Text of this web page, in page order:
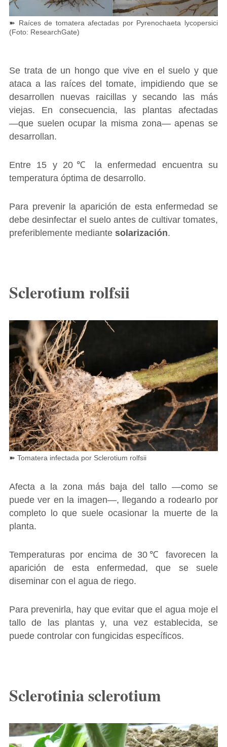
➽ Raíces de tomatera afectadas por Pyrenochaeta lycopersici
(Foto: ResearchGate)
Se trata de un hongo que vive en el suelo y que
ataca a las raíces del tomate, impidiendo que se
desarrollen nuevas raicillas y secando las más
viejas. En consecuencia, las plantas afectadas
―que suelen ocupar la misma zona― apenas se
desarrollan.
Entre 15 y 20℃ la enfermedad encuentra su
temperatura óptima de desarrollo.
Para prevenir la aparición de esta enfermedad se
debe desinfectar el suelo antes de cultivar tomates,
preferiblemente mediante solarización.
Sclerotium rolfsii
➽ Tomatera infectada por Sclerotium rolfsii
Afecta a la zona más baja del tallo ―como se
puede ver en la imagen―, llegando a rodearlo por
completo lo que suele ocasionar la muerte de la
planta.
Temperaturas por encima de 30℃ favorecen la
aparición de esta enfermedad, que se suele
diseminar con el agua de riego.
Para prevenirla, hay que evitar que el agua moje el
tallo de las plantas y, una vez establecida, se
puede controlar con fungicidas específicos.
Sclerotinia sclerotium